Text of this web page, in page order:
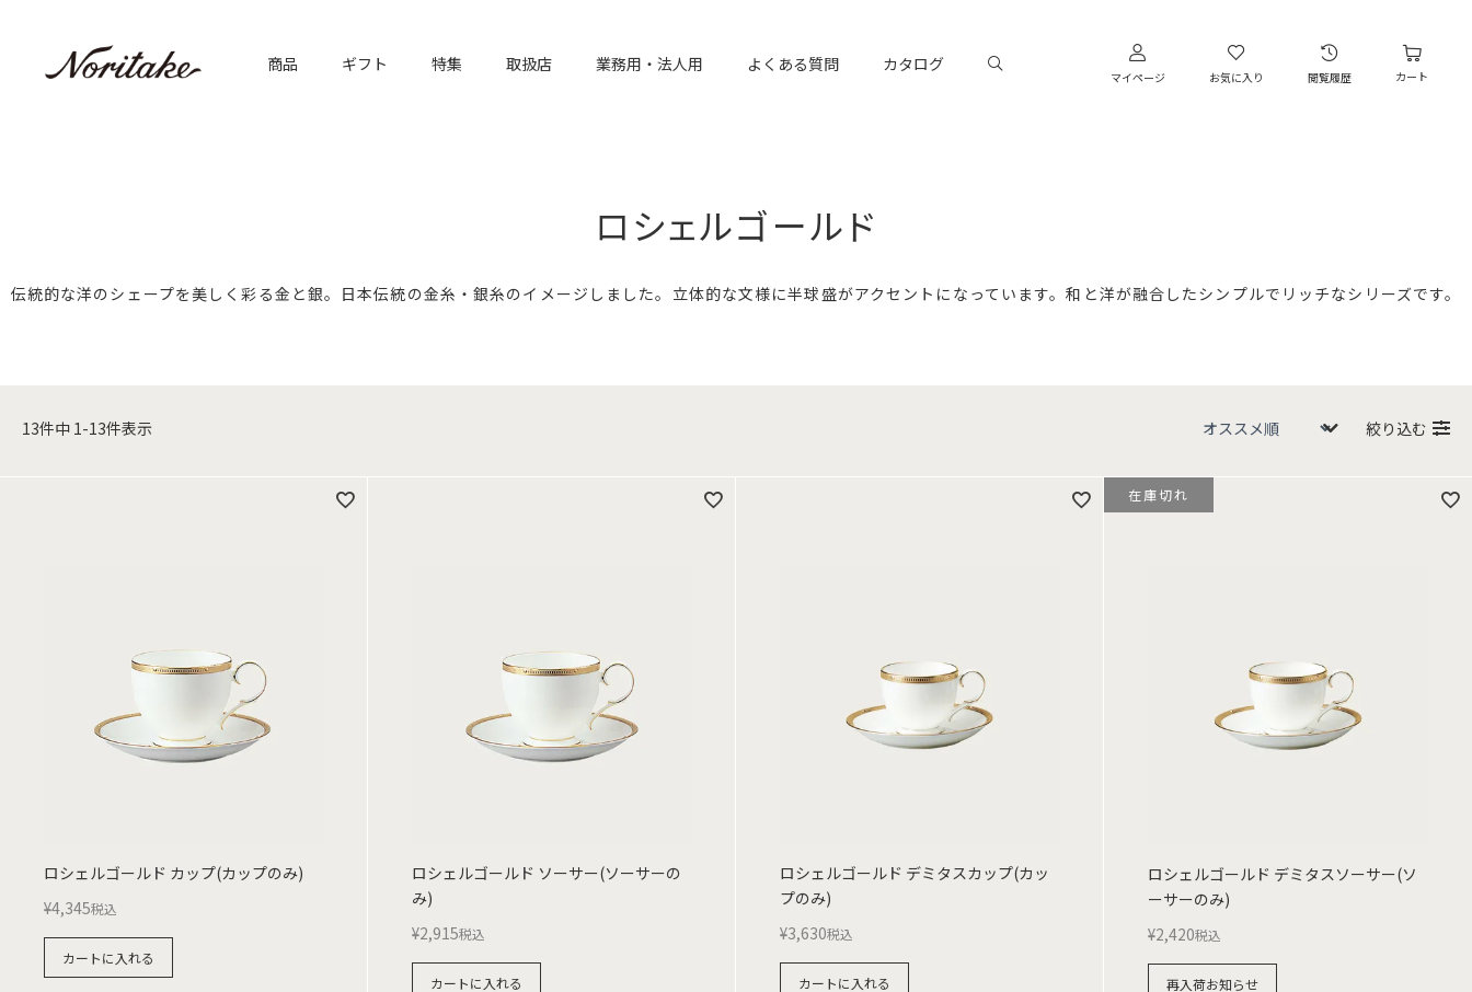
商品 ギフト 特集 取扱店 業務用・法人用 よくある質問 カタログ
マイページ お気に入り 閲覧履歴 カート
ロシェルゴールド
伝統的な洋のシェープを美しく彩る金と銀。日本伝統の金糸・銀糸のイメージしました。立体的な文様に半球盛がアクセントになっています。和と洋が融合したシンプルでリッチなシリーズです。
13件中 1-13件表示 絞り込む
ロシェルゴールド カップ(カップのみ)
¥4,345税込
カートに入れる
ロシェルゴールド ソーサー(ソーサーの
み)
¥2,915税込
カートに入れる
ロシェルゴールド デミタスカップ(カッ
プのみ)
¥3,630税込
カートに入れる
ロシェルゴールド デミタスソーサー(ソ
ーサーのみ)
¥2,420税込
再入荷お知らせ
在庫切れ